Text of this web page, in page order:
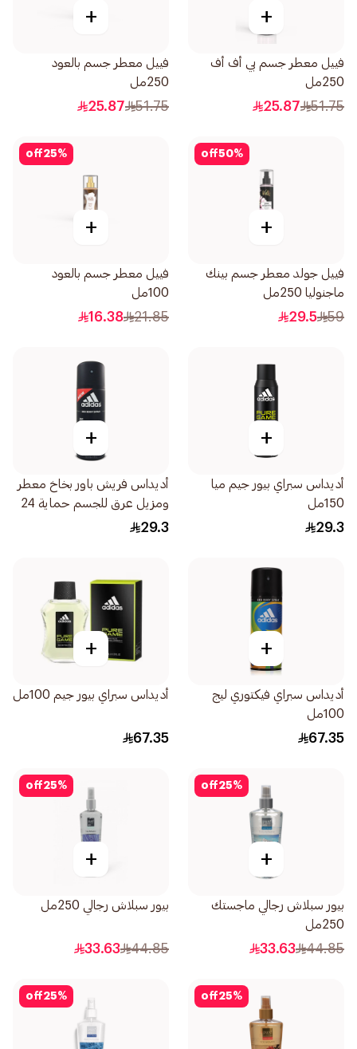
+
فييل معطر جسم بي أف أف
250مل
51.75
25.87
+
فييل معطر جسم بالعود
250مل
51.75
25.87
50%
off
+
فييل جولد معطر جسم بينك
ماجنوليا 250مل
59
29.5
25%
off
+
فييل معطر جسم بالعود
100مل
21.85
16.38
+
أديداس سبراي بيور جيم ميا
150مل
29.3
+
أديداس فريش باور بخاخ معطر
ومزيل عرق للجسم حماية 24
ساعة 150مل
29.3
+
أديداس سبراي فيكتوري ليج
100مل
67.35
+
أديداس سبراي بيور جيم 100مل
67.35
25%
off
+
بيور سبلاش رجالي ماجستك
250مل
44.85
33.63
25%
off
+
بيور سبلاش رجالي 250مل
44.85
33.63
25%
off
25%
off